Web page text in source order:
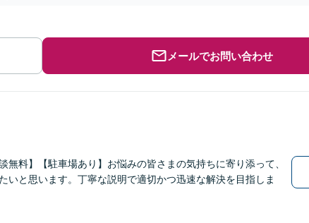
メールでお問い合わせ
無料】【駐車場あり】お悩みの皆さまの気持ちに寄り添って、
いと思います。丁寧な説明で適切かつ迅速な解決を目指しま